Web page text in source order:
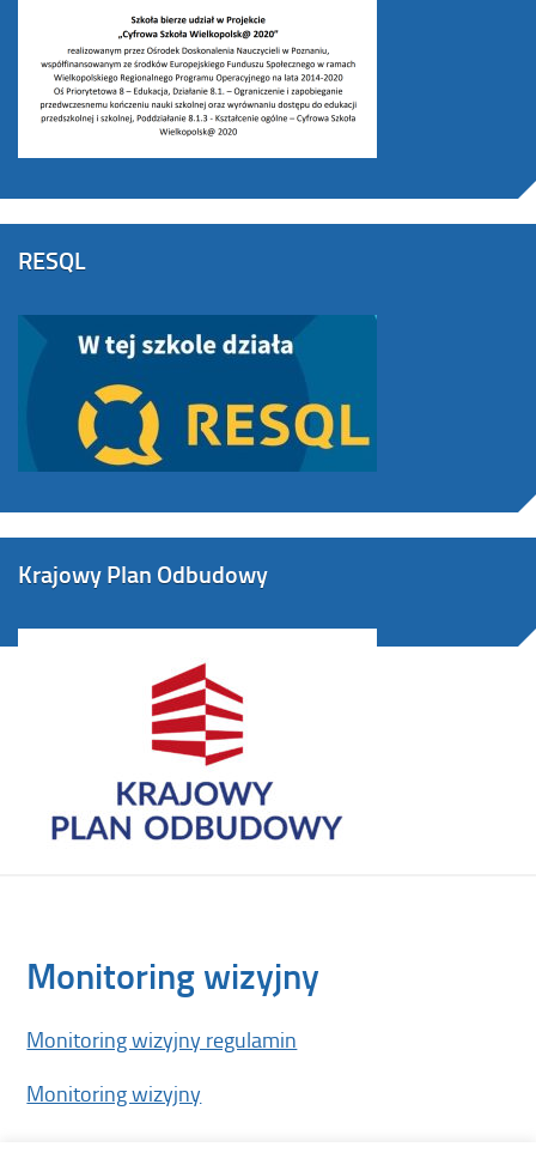
RESQL
Krajowy Plan Odbudowy
Monitoring wizyjny
Monitoring wizyjny regulamin
Monitoring wizyjny